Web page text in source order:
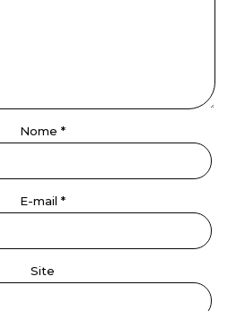
Nome *
E-mail *
Site